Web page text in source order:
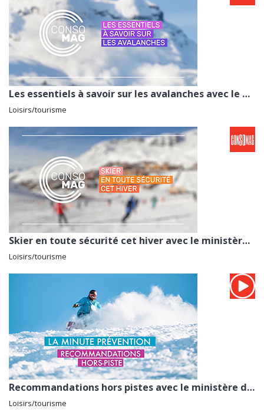
Les essentiels à savoir sur les avalanches avec le ministère des sports et des jeux olympiques et par...
Loisirs/tourisme
Skier en toute sécurité cet hiver avec le ministère des sports
Loisirs/tourisme
Recommandations hors pistes avec le ministère des sports et des jeux olympiques et paralympiques
Loisirs/tourisme